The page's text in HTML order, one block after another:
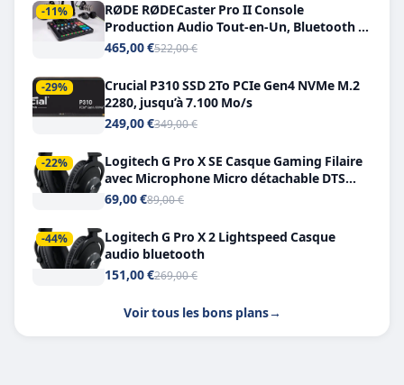
-11%
RØDE RØDECaster Pro II Console
Production Audio Tout-en-Un, Bluetooth et
Double USB-C
465,00 €522,00 €
-29%
Crucial P310 SSD 2To PCIe Gen4 NVMe M.2
2280, jusqu’à 7.100 Mo/s
249,00 €349,00 €
-22%
Logitech G Pro X SE Casque Gaming Filaire
avec Microphone Micro détachable DTS
Headphone X 7.1
69,00 €89,00 €
-44%
Logitech G Pro X 2 Lightspeed Casque
audio bluetooth
151,00 €269,00 €
Voir tous les bons plans→